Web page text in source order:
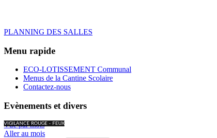
PLANNING DES SALLES
Menu rapide
ECO-LOTISSEMENT Communal
Menus de la Cantine Scolaire
Contactez-nous
Evènements et divers
VIGILANCE ROUGE - FEUX
Vue par mois
Aller au mois